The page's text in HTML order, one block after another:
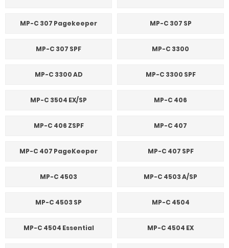
MP-C 307 Pagekeeper MP-C 307 SP
MP-C 307 SPF MP-C 3300
MP-C 3300 AD MP-C 3300 SPF
MP-C 3504 EX/SP MP-C 406
MP-C 406 ZSPF MP-C 407
MP-C 407 PageKeeper MP-C 407 SPF
MP-C 4503 MP-C 4503 A/SP
MP-C 4503 SP MP-C 4504
MP-C 4504 Essential MP-C 4504 EX